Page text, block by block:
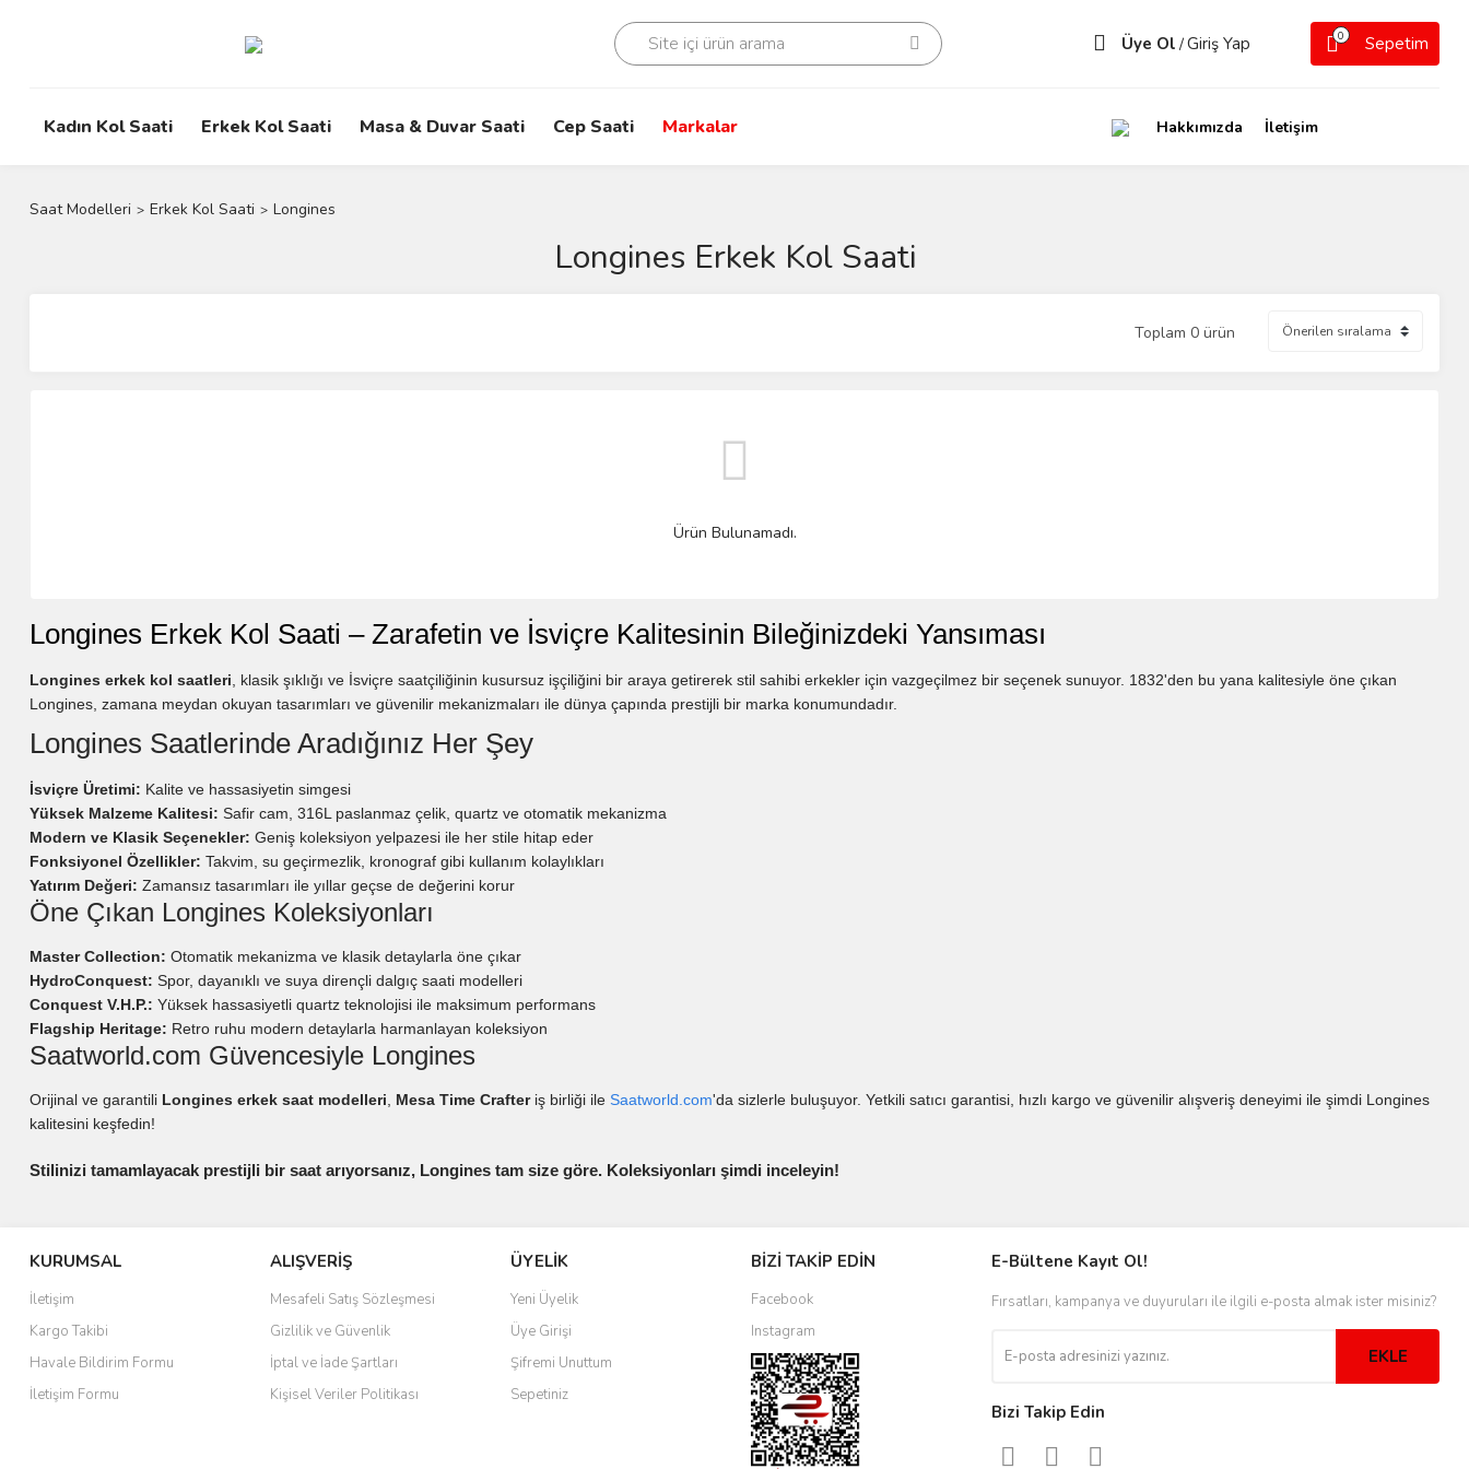
Üye Ol /Giriş Yap 0 Sepetim
Kadın Kol Saati Erkek Kol Saati Masa & Duvar Saati Cep Saati Markalar Hakkımızda İletişim
Saat Modelleri Erkek Kol Saati Longines
Longines Erkek Kol Saati
Toplam 0 ürün
Ürün Bulunamadı.
Longines Erkek Kol Saati – Zarafetin ve İsviçre Kalitesinin Bileğinizdeki Yansıması
Longines erkek kol saatleri , klasik şıklığı ve İsviçre saatçiliğinin kusursuz işçiliğini bir araya getirerek stil sahibi erkekler için vazgeçilmez bir seçenek sunuyor. 1832'den bu yana kalitesiyle öne çıkan
Longines, zamana meydan okuyan tasarımları ve güvenilir mekanizmaları ile dünya çapında prestijli bir marka konumundadır.
Longines Saatlerinde Aradığınız Her Şey
İsviçre Üretimi: Kalite ve hassasiyetin simgesi
Yüksek Malzeme Kalitesi: Safir cam, 316L paslanmaz çelik, quartz ve otomatik mekanizma
Modern ve Klasik Seçenekler: Geniş koleksiyon yelpazesi ile her stile hitap eder
Fonksiyonel Özellikler: Takvim, su geçirmezlik, kronograf gibi kullanım kolaylıkları
Yatırım Değeri: Zamansız tasarımları ile yıllar geçse de değerini korur
Öne Çıkan Longines Koleksiyonları
Master Collection: Otomatik mekanizma ve klasik detaylarla öne çıkar
HydroConquest: Spor, dayanıklı ve suya dirençli dalgıç saati modelleri
Conquest V.H.P.: Yüksek hassasiyetli quartz teknolojisi ile maksimum performans
Flagship Heritage: Retro ruhu modern detaylarla harmanlayan koleksiyon
Saatworld.com Güvencesiyle Longines
Orijinal ve garantili Longines erkek saat modelleri Mesa Time Crafteriş birliği ile Saatworld.com'da sizlerle buluşuyor. Yetkili satıcı garantisi, hızlı kargo ve güvenilir alışveriş deneyimi ile şimdi Longines
kalitesini keşfedin!
Stilinizi tamamlayacak prestijli bir saat arıyorsanız, Longines tam size göre. Koleksiyonları şimdi inceleyin!
KURUMSAL
İletişim
Kargo Takibi
Havale Bildirim Formu
İletişim Formu
ALIŞVERİŞ
Mesafeli Satış Sözleşmesi
Gizlilik ve Güvenlik
İptal ve İade Şartları
Kişisel Veriler Politikası
ÜYELİK
Yeni Üyelik
Üye Girişi
Şifremi Unuttum
Sepetiniz
BİZİ TAKİP EDİN
Facebook
Instagram
E-Bültene Kayıt Ol!
Fırsatları, kampanya ve duyuruları ile ilgili e-posta almak ister misiniz?
EKLE
Bizi Takip Edin